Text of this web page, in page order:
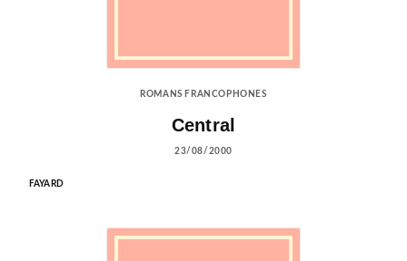
ROMANS FRANCOPHONES
Central
23/08/2000
FAYARD